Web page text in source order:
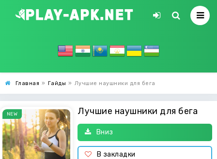
Главная » Гайды » Лучшие наушники для бега
NEW Лучшие наушники для бега
Вниз
В закладки